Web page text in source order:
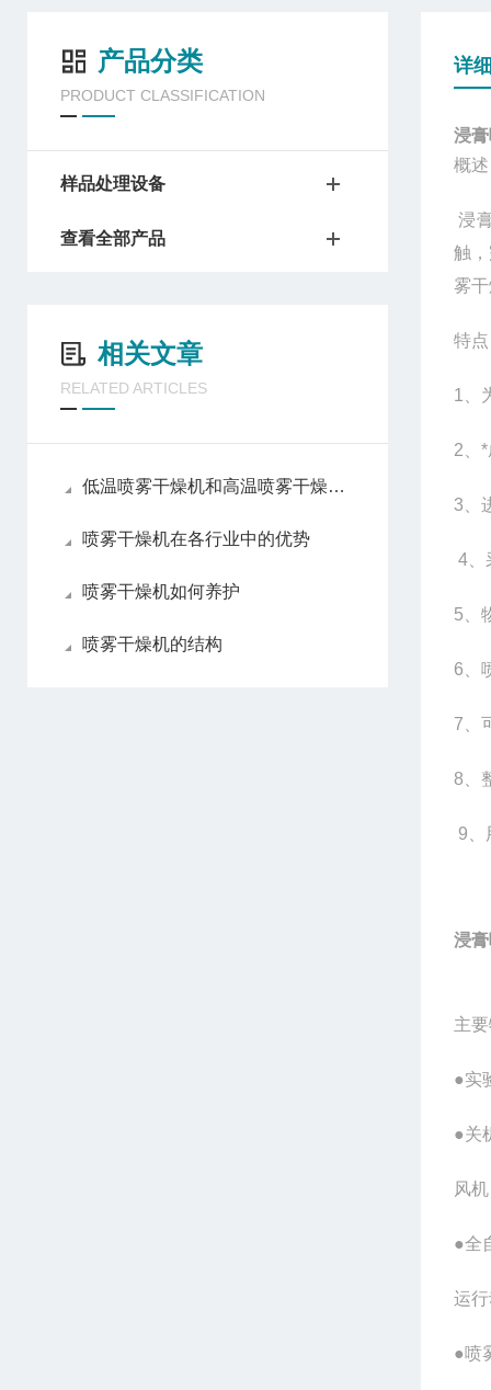
产品分类
PRODUCT CLASSIFICATION
样品处理设备
查看全部产品
相关文章
RELATED ARTICLES
低温喷雾干燥机和高温喷雾干燥机各自优点
喷雾干燥机在各行业中的优势
喷雾干燥机如何养护
喷雾干燥机的结构
详
浸
概
浸
触
雾
特
1
2
3
4
5
6
7
8
9
浸
主
●实
●关
风
●全
运
●喷